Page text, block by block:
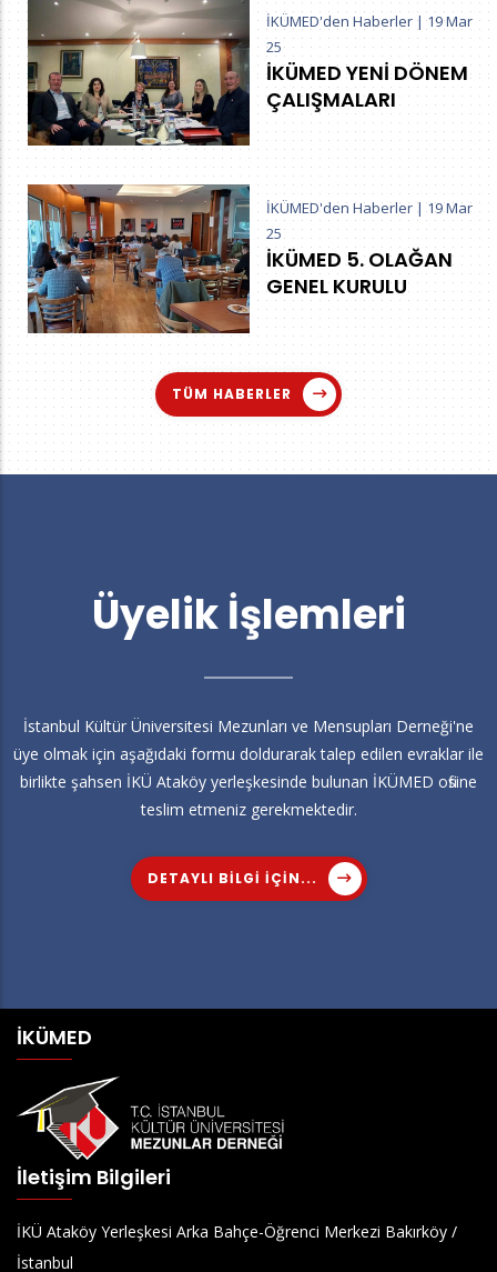
İKÜMED'den Haberler |19 Mar
25
İKÜMED YENİ DÖNEM
ÇALIŞMALARI
İKÜMED'den Haberler |19 Mar
25
İKÜMED 5. OLAĞAN
GENEL KURULU
TÜM HABERLER
Üyelik İşlemleri
İstanbul Kültür Üniversitesi Mezunları ve Mensupları Derneği'ne
üye olmak için aşağıdaki formu doldurarak talep edilen evraklar ile
birlikte şahsen İKÜ Ataköy yerleşkesinde bulunan İKÜMED ofisine
teslim etmeniz gerekmektedir.
DETAYLI BILGI IÇIN...
İKÜMED
İletişim Bilgileri
İKÜ Ataköy Yerleşkesi Arka Bahçe-Öğrenci Merkezi Bakırköy /
İstanbul